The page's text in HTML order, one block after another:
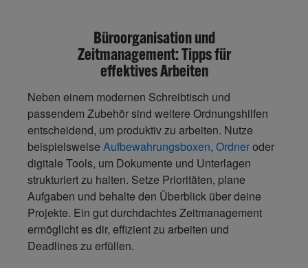
Büroorganisation und
Zeitmanagement: Tipps für
effektives Arbeiten
Neben einem modernen Schreibtisch und
passendem Zubehör sind weitere Ordnungshilfen
entscheidend, um produktiv zu arbeiten. Nutze
beispielsweise Aufbewahrungsboxen, Ordneroder
digitale Tools, um Dokumente und Unterlagen
strukturiert zu halten. Setze Prioritäten, plane
Aufgaben und behalte den Überblick über deine
Projekte. Ein gut durchdachtes Zeitmanagement
ermöglicht es dir, effizient zu arbeiten und
Deadlines zu erfüllen.